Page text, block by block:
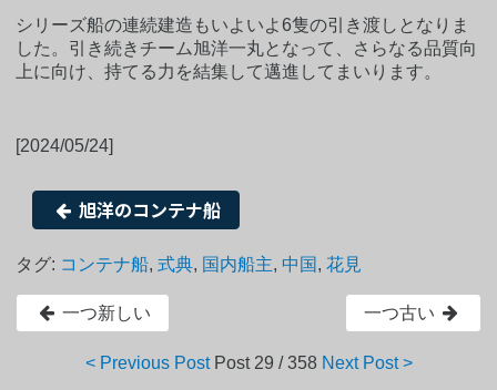
シリーズ船の連続建造もいよいよ6隻の引き渡しとなりま
した。引き続きチーム旭洋一丸となって、さらなる品質向
上に向け、持てる力を結集して邁進してまいります。
[2024/05/24]
旭洋のコンテナ船
タグ: コンテナ船,式典, 国内船主, 中国 ,花見
一つ新しい 一つ古い
< Previous Post Post 29 / 358 Next Post >